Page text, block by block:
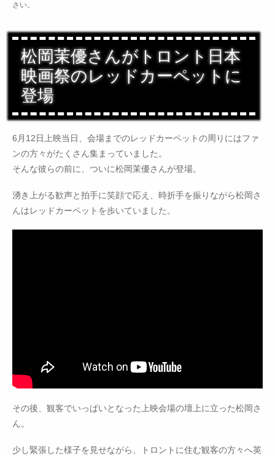
さい。
松岡茉優さんがトロント日本
映画祭のレッドカーペットに
登場
6月12日上映当日、会場までのレッドカーペットの周りにはファ
ンの方々がたくさん集まっていました。
そんな彼らの前に、ついに松岡茉優さんが登場。
湧き上がる歓声と拍手に笑顔で応え、時折手を振りながら松岡さ
んはレッドカーペットを歩いていました。
その後、観客でいっぱいとなった上映会場の壇上に立った松岡さ
ん。
少し緊張した様子を見せながら、トロントに住む観客の方々へ英